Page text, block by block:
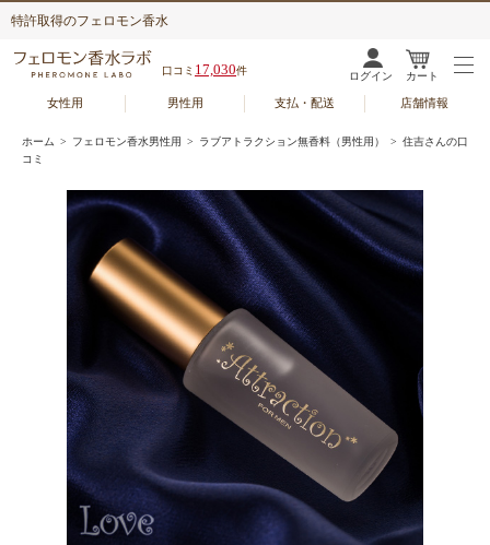
特許取得のフェロモン香水
口コミ 17,030件 ログイン カート
女性用 男性用 支払・配送 店舗情報
ホーム > フェロモン香水男性用 > ラブアトラクション無香料（男性用）
> 住吉さんの口
コミ